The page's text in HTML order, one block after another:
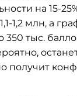
на 15-
1,2 млн, а
350 тыс.
получит